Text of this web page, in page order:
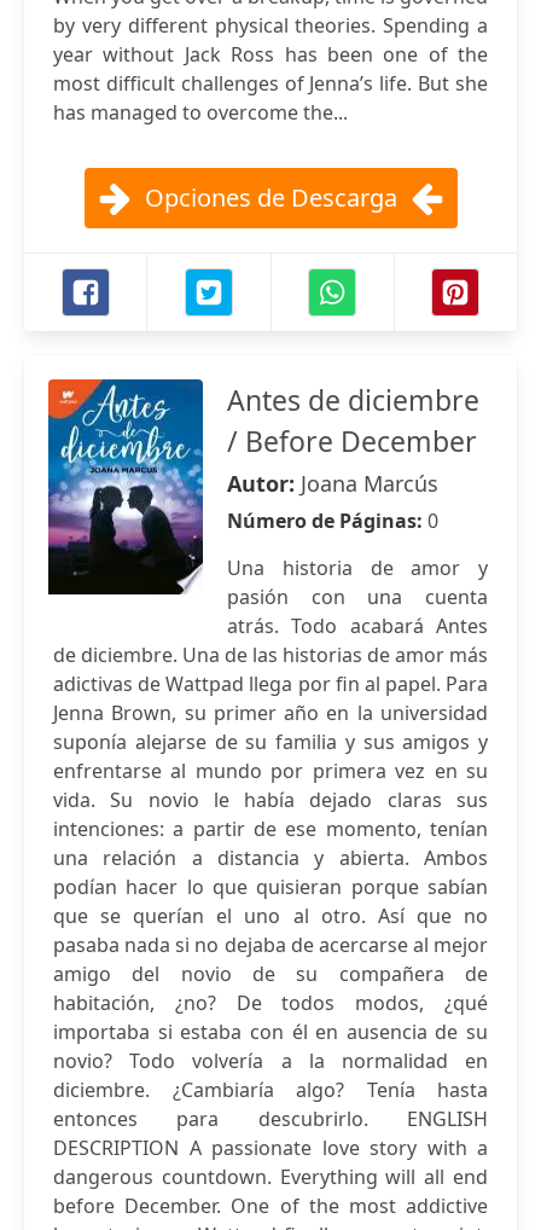
by very different physical theories. Spending a
year without Jack Ross has been one of the
most difficult challenges of Jenna’s life. But she
has managed to overcome the...
Opciones de Descarga
Antes de diciembre
/ Before December
Autor: Joana Marcús
Número de Páginas: 0
Una historia de amor y
pasión con una cuenta
atrás. Todo acabará Antes
de diciembre. Una de las historias de amor más
adictivas de Wattpad llega por fin al papel. Para
Jenna Brown, su primer año en la universidad
suponía alejarse de su familia y sus amigos y
enfrentarse al mundo por primera vez en su
vida. Su novio le había dejado claras sus
intenciones: a partir de ese momento, tenían
una relación a distancia y abierta. Ambos
podían hacer lo que quisieran porque sabían
que se querían el uno al otro. Así que no
pasaba nada si no dejaba de acercarse al mejor
amigo del novio de su compañera de
habitación, ¿no? De todos modos, ¿qué
importaba si estaba con él en ausencia de su
novio? Todo volvería a la normalidad en
diciembre. ¿Cambiaría algo? Tenía hasta
entonces para descubrirlo. ENGLISH
DESCRIPTION A passionate love story with a
dangerous countdown. Everything will all end
before December. One of the most addictive